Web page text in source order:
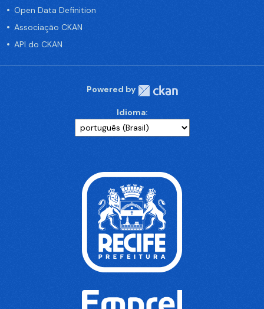
Open Data Definition
Associação CKAN
API do CKAN
Powered by
Idioma